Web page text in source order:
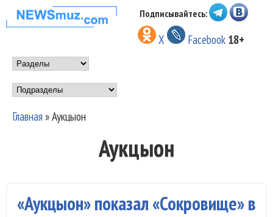
Перейти к основному
содержанию
НОВОСТИ
МУЗЫКИ И
ШОУ БИЗНЕСА
NEWSMUZ.COM
Подписывайтесь:
X Facebook 18+
Main menu
Подразделы
Вы здесь
Главная»Аукцыон
Аукцыон
«Аукцыон» показал «Сокровище» в